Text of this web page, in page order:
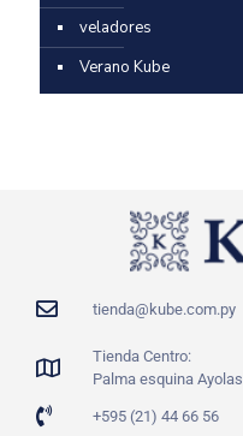
veladores
Verano Kube
tienda@kube.com.py
Tienda Centro:
Palma esquina Ayolas
+595 (21) 44 66 56